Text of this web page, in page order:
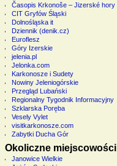
Časopis Krkonoše – Jizerské hory
CIT Gryfów Śląski
Dolnośląska it
Dziennik (denik.cz)
Euroflesz
Góry Izerskie
jelenia.pl
Jelonka.com
Karkonosze i Sudety
Nowiny Jeleniogórskie
Przegląd Lubański
Regionalny Tygodnik Informacyjny
Szklarska Poręba
Vesely Vylet
visitkarkonosze.com
Zabytki Ducha Gór
Okoliczne miejscowości
Janowice Wielkie